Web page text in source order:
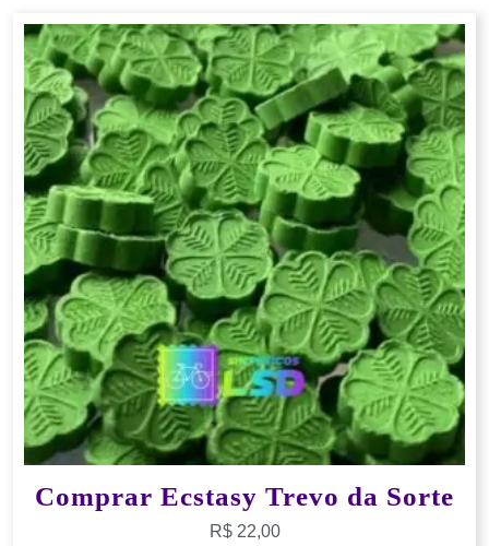
Comprar Ecstasy Trevo da Sorte
R$22,00